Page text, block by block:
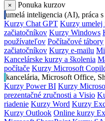
×
Ponuka kurzov
umelá inteligencia (AI), práca
Kurzy Chat GPT Kurzy umelej
začiatočníkov Kurzy Windows
používateľov Počítačové tábory
začiatočníkov Kurzy e-mailu
Kancelárske kurzy a školenia
počítače Kurzy Microsoft
kancelária, Microsoft Office,
Kurzy Power BI Kurzy
prezentačné zručnosti a Visio
riadenie Kurzy Word Kurzy
Kurzy Outlook Online kurzy